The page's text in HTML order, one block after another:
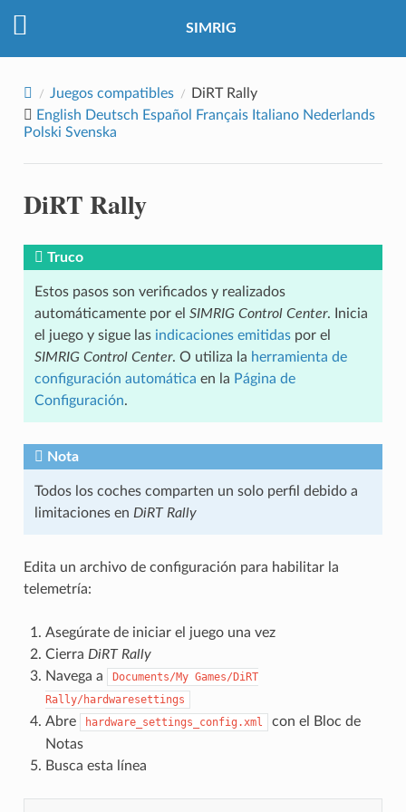
SIMRIG
Juegos compatibles
DiRT Rally
English Deutsch Español Français Italiano Nederlands
Polski Svenska
DiRT Rally
Truco
Estos pasos son verificados y realizados
automáticamente por el SIMRIG Control Center. Inicia
el juego y sigue las indicaciones emitidaspor el
SIMRIG Control Center. O utiliza la herramienta de
configuración automática en la Página de
Configuración.
Nota
Todos los coches comparten un solo perfil debido a
limitaciones en DiRT Rally
Edita un archivo de configuración para habilitar la
telemetría:
Asegúrate de iniciar el juego una vez
Cierra DiRT Rally
Navega a
Documents/My Games/DiRT
Rally/hardwaresettings
Abre hardware_settings_config.xml
con el Bloc de
Notas
Busca esta línea